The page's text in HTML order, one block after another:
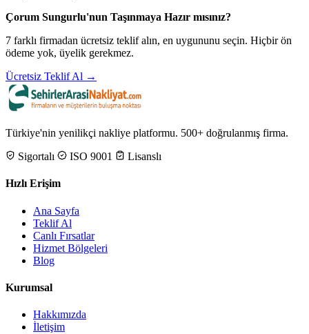
Çorum Sungurlu'nun Taşınmaya Hazır mısınız?
7 farklı firmadan ücretsiz teklif alın, en uygununu seçin. Hiçbir ön
ödeme yok, üyelik gerekmez.
Ücretsiz Teklif Al →
Türkiye'nin yenilikçi nakliye platformu. 500+ doğrulanmış firma.
Sigortalı
ISO 9001 Lisanslı
Hızlı Erişim
Ana Sayfa
Teklif Al
Canlı Fırsatlar
Hizmet Bölgeleri
Blog
Kurumsal
Hakkımızda
İletişim